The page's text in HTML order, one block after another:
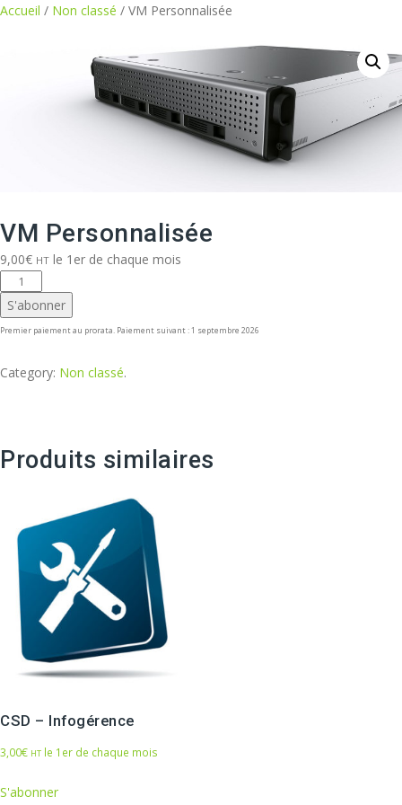
Aller
contenu
Accueil / Non classé / VM Personnalisée
VM Personnalisée
9,00€ HT le 1er de chaque mois
quantité
de
VM
S'abonner
Premier paiement au prorata. Paiement suivant : 1 septembre 2026
Category: Non classé.
Produits similaires
CSD – Infogérence
3,00€ HT le 1er de chaque mois
S'abonner